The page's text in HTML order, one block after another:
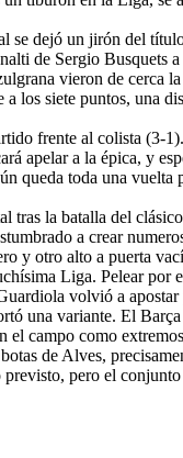
se dejó un jirón del
de Sergio Busquets
vieron de cerca
los siete puntos, una
frente al colista (3-
apelar a la épica, y
queda toda una vuelta
tras la batalla del
a crear
y otro alto a puerta
Liga. Pelear por
volvió a apostar
una variante. El
el campo como
de Alves,
pero el